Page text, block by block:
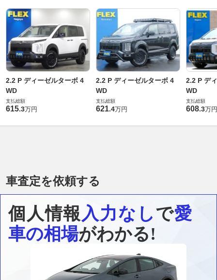
2.2 P ディーゼルターボ 4
WD
支払総額
615.3万円
2.2 P ディーゼルターボ 4
WD
支払総額
621.4万円
2.2 P デ
WD
支払総額
608.3万円
車査定を依頼する
個人情報入力なしで愛
車の相場がわかる!